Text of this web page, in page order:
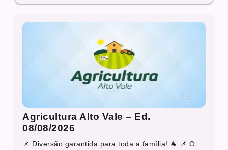
Agricultura Alto Vale – Ed.
08/08/2026
📌 Diversão garantida para toda a família! 🐐 📌 O...